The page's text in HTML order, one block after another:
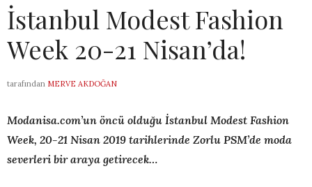
İstanbul Modest Fashion
Week 20-21 Nisan’da!
tarafından MERVE AKDOĞAN
Modanisa.com’un öncü olduğu İstanbul Modest Fashion
Week, 20-21 Nisan 2019 tarihlerinde Zorlu PSM’de moda
severleri bir araya getirecek…